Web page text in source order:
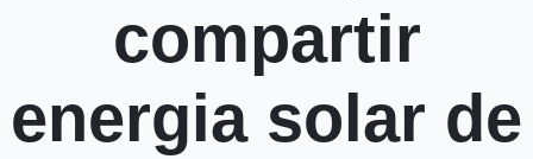
compartir
energia solar de